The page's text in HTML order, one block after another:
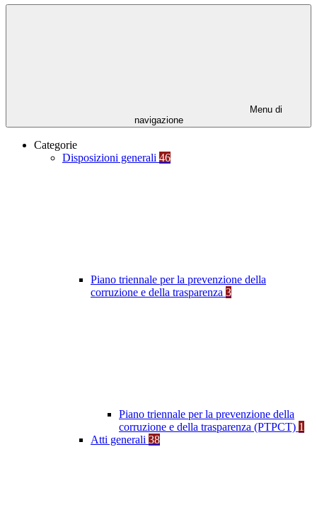
Menu di
navigazione
Categorie
Disposizioni generali 46
Piano triennale per la prevenzione della
corruzione e della trasparenza 3
Piano triennale per la prevenzione della
corruzione e della trasparenza (PTPCT) 1
Atti generali 38